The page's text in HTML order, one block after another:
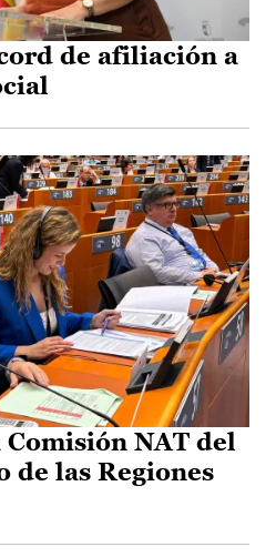
de afiliación a
NAT del
de las Regiones